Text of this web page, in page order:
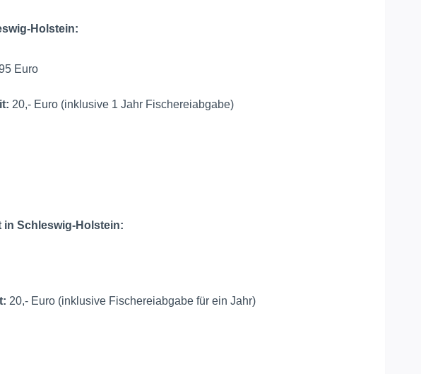
Holstein:
Euro
20,- Euro (inklusive 1 Jahr Fischereiabgabe)
in Schleswig-Holstein:
20,- Euro (inklusive Fischereiabgabe für ein Jahr)